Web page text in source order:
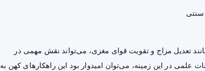
تعدیل مزاج و تقویت قوای مغزی، می‌تواند نقش مهمی در
علمی در این زمینه، می‌توان امیدوار بود این راهکارهای کهن به